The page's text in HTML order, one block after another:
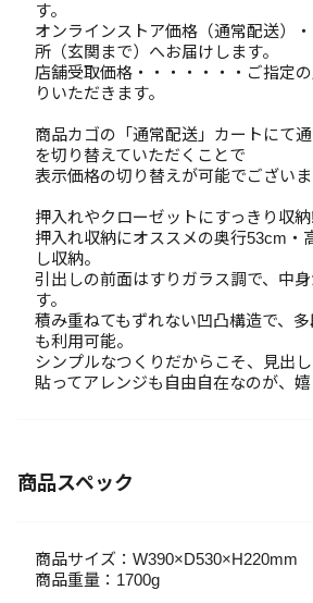
す。
オンラインストア価格（通常配送）
所（玄関まで）へお届けします。
店舗受取価格・・・・・・・ご指定
りいただきます。
商品カゴの「通常配送」カートにて
を切り替えていただくことで
表示価格の切り替えが可能でございま
押入れやクローゼットにすっきり収納!
押入れ収納にオススメの奥行53cm・
し収納。
引出しの前面はすりガラス調で、中
す。
積み重ねてもずれない凹凸構造で、
も利用可能。
シンプルなつくりだからこそ、見出
貼ってアレンジも自由自在なのが、嬉
商品スペック
商品サイズ：W390×D530×H220mm
商品重量：1700g